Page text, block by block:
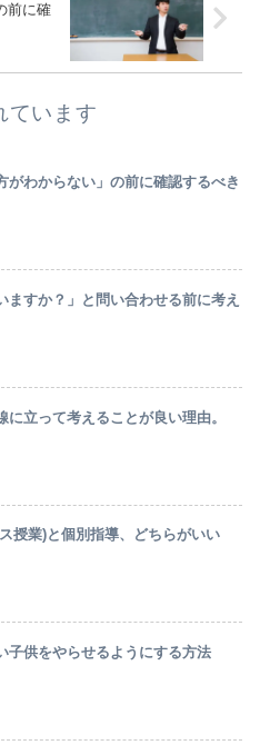
前に確
ています
がわからない」の前に確認するべき
ますか？」と問い合わせる前に考え
に立って考えることが良い理由。
授業)と個別指導、どちらがいい
子供をやらせるようにする方法